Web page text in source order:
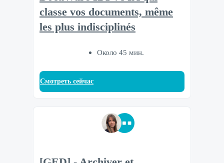
classe vos documents, même
les plus indisciplinés
Около 45 мин.
Смотреть сейчас